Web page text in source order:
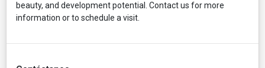
beauty, and development potential. Contact us for more
information or to schedule a visit.